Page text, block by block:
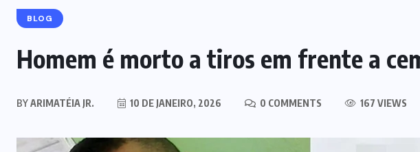
BLOG
Homem é morto a tiros em frente a
BYARIMATÉIA JR. 10 DE JANEIRO, 2026 0 COMMENTS 167 VIEWS